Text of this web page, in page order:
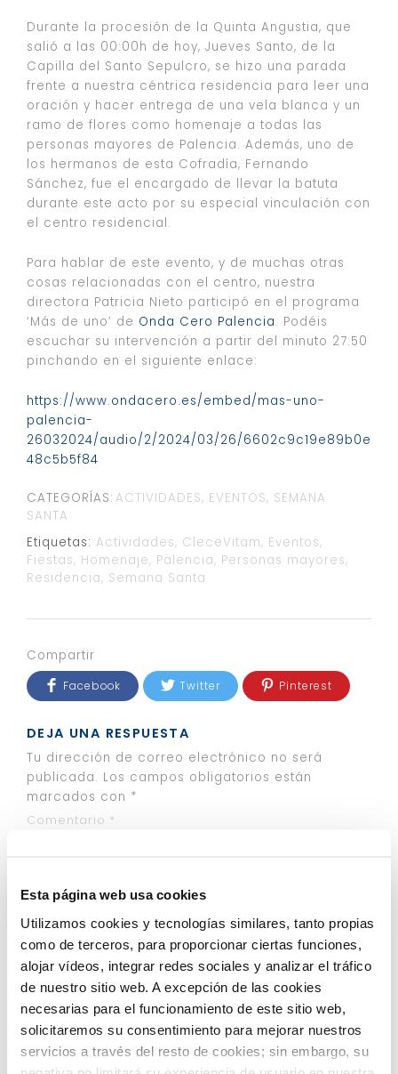
Esta página web usa cookies
Utilizamos cookies y tecnologías similares, tanto propias
como de terceros, para proporcionar ciertas funciones,
alojar vídeos, integrar redes sociales y analizar el tráfico
de nuestro sitio web. A excepción de las cookies
necesarias para el funcionamiento de este sitio web,
solicitaremos su consentimiento para mejorar nuestros
servicios a través del resto de cookies; sin embargo, su
Durante la procesión de la Quinta Angustia, que
salió a las 00:00h de hoy, Jueves Santo, de la
Capilla del Santo Sepulcro, se hizo una parada
frente a nuestra céntrica residencia para leer una
oración y hacer entrega de una vela blanca y un
ramo de flores como homenaje a todas las
personas mayores de Palencia. Además, uno de
los hermanos de esta Cofradía, Fernando
Sánchez, fue el encargado de llevar la batuta
durante este acto por su especial vinculación con
el centro residencial.
Para hablar de este evento, y de muchas otras
cosas relacionadas con el centro, nuestra
directora Patricia Nieto participó en el programa
‘Más de uno’ de Onda Cero Palencia. Podéis
escuchar su intervención a partir del minuto 27:50
pinchando en el siguiente enlace:
https://www.ondacero.es/embed/mas-uno-
palencia-
26032024/audio/2/2024/03/26/6602c9c19e89b0e
48c5b5f84
CATEGORÍAS: ACTIVIDADES EVENTOS SEMANA
SANTA
Etiquetas: Actividades, CleceVitam, Eventos,
Fiestas, Homenaje, Palencia, Personas mayores,
Residencia, Semana Santa
Compartir
Facebook Twitter Pinterest
DEJA UNA RESPUESTA
Tu dirección de correo electrónico no será
publicada. Los campos obligatorios están
marcados con *
Comentario *
Nombre*
Correo electrónico *